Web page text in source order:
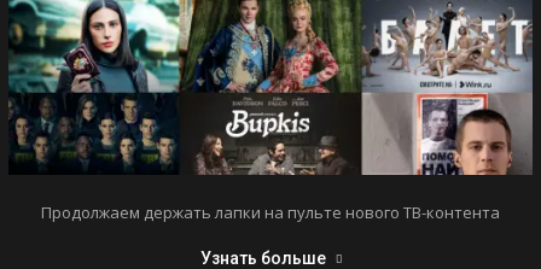
Продолжаем держать лапки на пульте нового ТВ-контента
Узнать больше